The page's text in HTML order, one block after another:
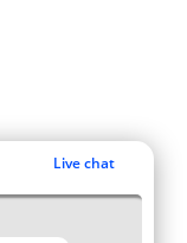
Live chat